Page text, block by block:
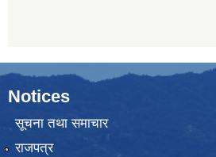
Notices
सूचना तथा समाचार
राजपत्र